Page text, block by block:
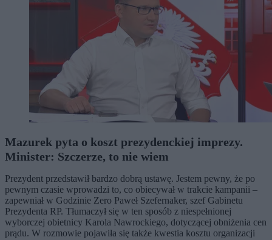
Mazurek pyta o koszt prezydenckiej imprezy.
Minister: Szczerze, to nie wiem
Prezydent przedstawił bardzo dobrą ustawę. Jestem pewny, że po
pewnym czasie wprowadzi to, co obiecywał w trakcie kampanii –
zapewniał w Godzinie Zero Paweł Szefernaker, szef Gabinetu
Prezydenta RP. Tłumaczył się w ten sposób z niespełnionej
wyborczej obietnicy Karola Nawrockiego, dotyczącej obniżenia cen
prądu. W rozmowie pojawiła się także kwestia kosztu organizacji